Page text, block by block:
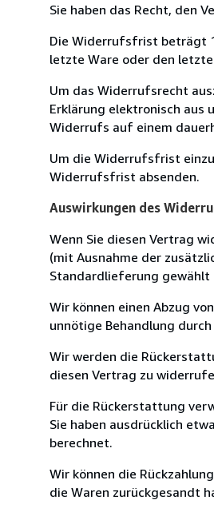
Sie haben das Recht, den
Die Widerrufsfrist beträgt
letzte Ware oder den
Um das Widerrufsrecht
Erklärung elektronisch aus
Widerrufs auf einem
Um die Widerrufsfrist
Widerrufsfrist absenden.
Auswirkungen des
Wenn Sie diesen Vertrag
(mit Ausnahme der
Standardlieferung gewählt
Wir können einen Abzug
unnötige Behandlung
Wir werden die
diesen Vertrag zu
Für die Rückerstattung
Sie haben ausdrücklich
berechnet.
Wir können die
die Waren zurückgesandt